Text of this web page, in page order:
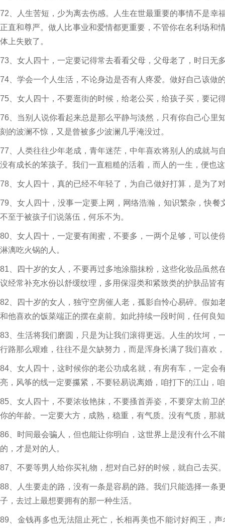
72、人生苦短，少为离去伤感。人生在世最重要的事情不是幸
正直和尊严。做人比事业和爱情都更重要，不管你在名利场和
体上失败了。
73、女人四十，一定要记得常去看看父母，父母老了，时日无
74、学会一个人生活，不论身边是否有人疼爱。做好自己该做
75、女人四十，不要逛街的时候，给老公买，给孩子买，要记
76、当别人说你看起来总是那么平静与淡然，只有你自己心里
刻的波澜不惊，又是曾被多少波澜几乎淹没过。
77、人类往往少年老成，青年迷茫，中年喜欢将别人的成就与
没有成长的笨孩子。我们一直粗糙的活着，而人的一生，便也
78、女人四十，真的已经不年轻了，为自己做好打算，是为了
79、女人四十，没事一定要上网，网络浩瀚，知识繁杂，快
不至于被孩子们说落伍，何乐不为。
80、女人四十，一定要有闺蜜，不要多，一两个足够，可以使
淋漓吃火锅的人。
81、四十岁的女人，不要再过多地涂脂抹粉，这些化妆品虽然
议经常补充水份以舒缓纹理，多用保湿类和紧致类的护肤品皆
82、四十岁的女人，独守空房催人老，孤影自怜心易碎。假如
和他喜欢的饭菜端正的摆在桌前。如此持续一段时间，任何良
83、生活将我们磨圆，只是为让我们滚得更远。人生的坎坷，
行路那么艰难，往往不是欠缺努力，而是浑身长满了我们喜欢
84、女人四十，这时候你的老公功成名就，有房有车，一定会
亮，风筝的线一定要攥紧，不要轻易说离婚，咱打下的江山，
85、女人四十，不要浓妆艳抹，不要搔首弄姿，不要穿太前卫
你的年龄。一定要大方，成熟，稳重，有气质。没有气质，那
86、时间最会骗人，但也能让你明白，这世界上是没有什么不
的，才是对的人。
87、不要等男人给你买礼物，想对自己好的时候，就自己去买
88、人生要走的路，没有一条是容易的路。我们只能选择一条
子，去过上最想要拥有的那一种生活。
89、金钱再多也无法阻止死亡，长相再美也不能讨好阎王，